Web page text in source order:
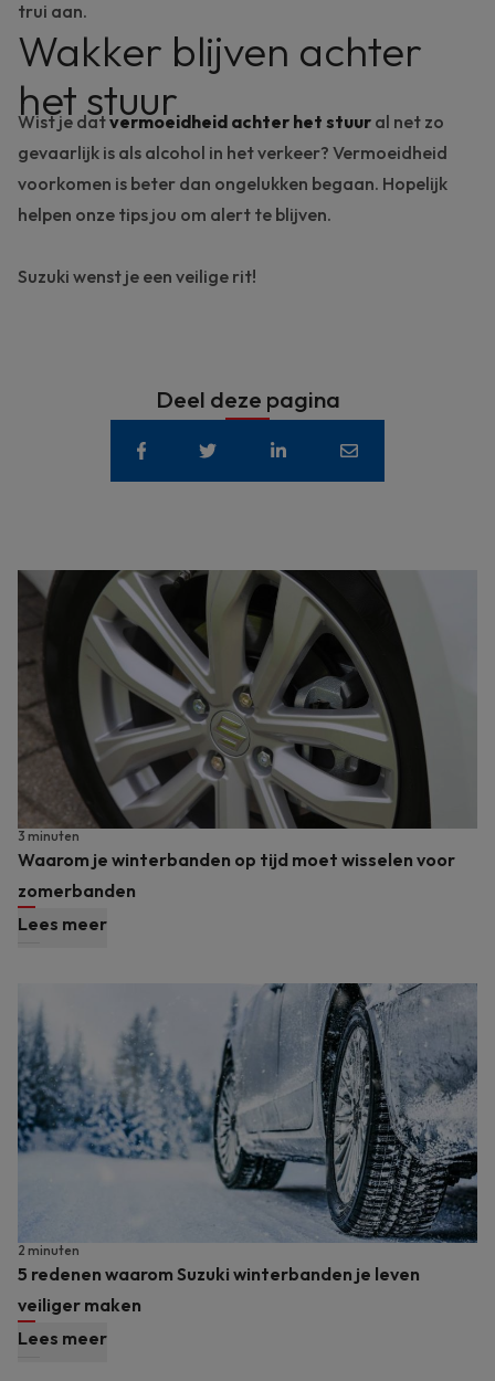
trui aan.
Wakker blijven achter
het stuur
Wist je datvermoeidheid achter het stuur al net zo
gevaarlijk is als alcohol in het verkeer? Vermoeidheid
voorkomen is beter dan ongelukken begaan. Hopelijk
helpen onze tips jou om alert te blijven.
Suzuki wenst je een veilige rit!
Deel deze pagina
Waarom je winterbanden op tijd moet wisselen voor
zomerbanden
3 minuten
Lees meer
5 redenen waarom Suzuki winterbanden je leven
veiliger maken
2 minuten
Lees meer